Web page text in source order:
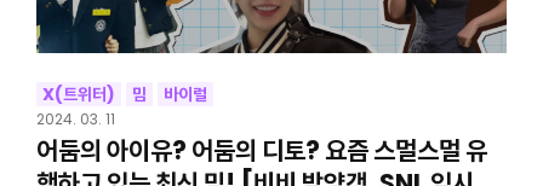
X(트위터) 밈 바이럴
2024. 03. 11
어둠의 아이유? 어둠의 디토? 요즘 스멀스멀 유